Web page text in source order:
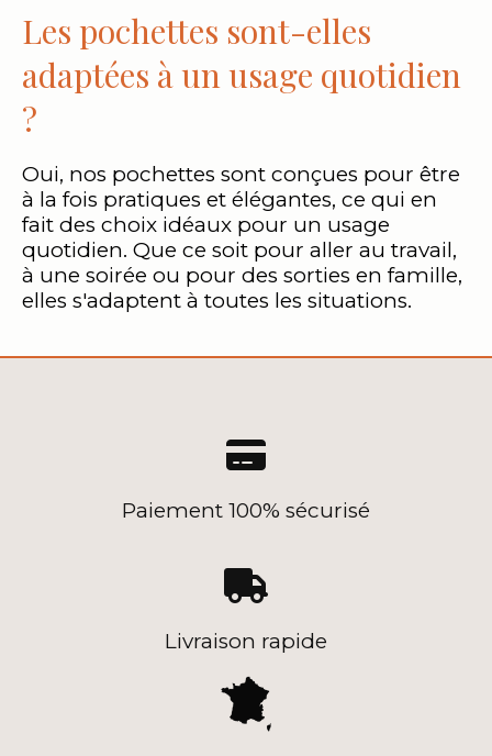
Les pochettes sont-elles
adaptées à un usage quotidien
?
Oui, nos pochettes sont conçues pour être
à la fois pratiques et élégantes, ce qui en
fait des choix idéaux pour un usage
quotidien. Que ce soit pour aller au travail,
à une soirée ou pour des sorties en famille,
elles s'adaptent à toutes les situations.

Paiement 100% sécurisé

Livraison rapide